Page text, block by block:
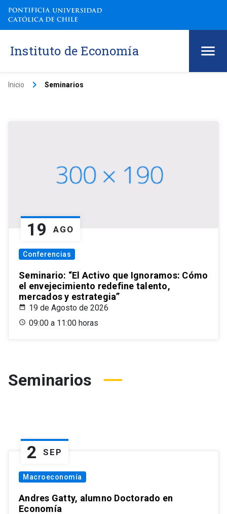
Instituto de Economía
Inicio keyboard_arrow_right Seminarios
19 AGO
Conferencias
Seminario: “El Activo que Ignoramos: Cómo
el envejecimiento redefine talento,
mercados y estrategia”
19 de Agosto de 2026
09:00 a 11:00 horas
Seminarios
2 SEP
Macroeconomía
Andres Gatty, alumno Doctorado en
Economía